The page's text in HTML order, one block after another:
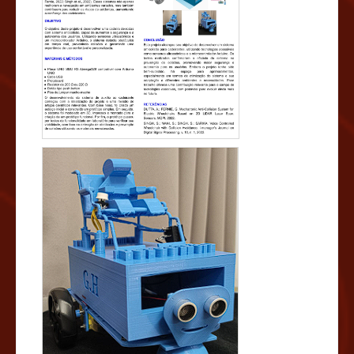
ultrassônicos e um microcontrolador Arduino, o sistema
detecta obstáculos em tempo real, prevenindo colisões e
garantindo uma experiência de uso confortável e
personalizada. MATERIAIS E MÉTODOS Placa UNO SMD R3
Atmega328 compatível com Arduino UNO Cabo USB
Protoboard Resistor de 200 Ω ou 220 Ω O
desenvolvimento do sistema de auxílio ao cadeirante
começou com a idealização do projeto e uma revisão
de artigos científicos relevantes. Com base nisso, foi
criado um esboço inicial e construído um protótipo
simples. Em seguida, o sistema foi modelado em 3D,
impresso e montado para a criação de um protótipo
funcional. Por fim, o protótipo passou por testes de
funcionalidade em laboratório para verificar sua
viabilidade, com foco na detecção de obstáculos e
prevenção de colisões utilizando os materiais
mencionados. CONCLUSÃO Os testes realizados
confirmaram a eficácia do sistema na prevenção de
colisões, promovendo maior segurança e autonomia
para os usuários. Embora o projeto tenha sido bem-
sucedido.